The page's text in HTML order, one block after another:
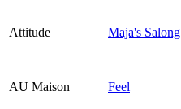
Attitude Maja's Salong
AU Maison Feel